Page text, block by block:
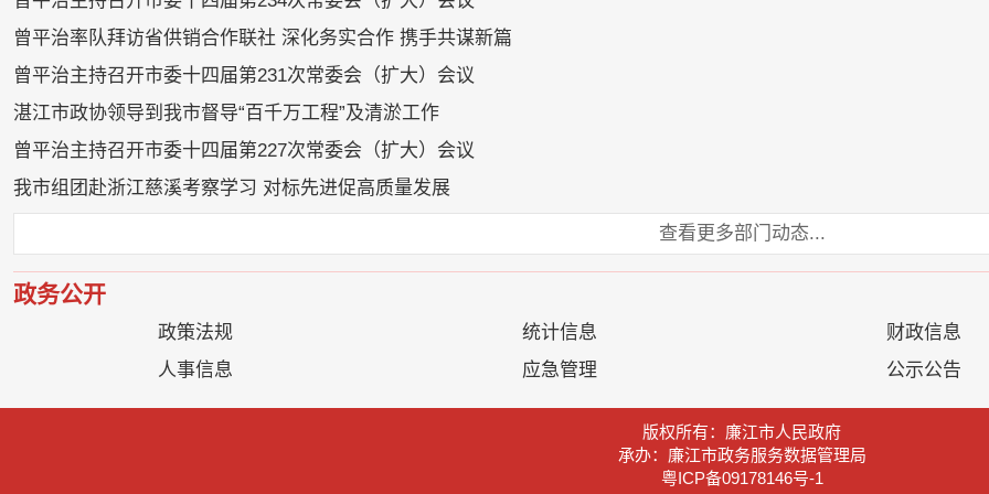
曾平治率队拜访省供销合作联社 深化务实合作 携手共谋新篇
曾平治主持召开市委十四届第231次常委会（扩大）会议
湛江市政协领导到我市督导“百千万工程”及清淤工作
曾平治主持召开市委十四届第227次常委会（扩大）会议
我市组团赴浙江慈溪考察学习 对标先进促高质量发展
查看更多部门动态...
政务公开
政策法规 统计信息
财政信息
人事信息
应急管理 公示公告
版权所有：廉江市人民政府
承办：廉江市政务服务数据管理局
粤ICP备09178146号-1